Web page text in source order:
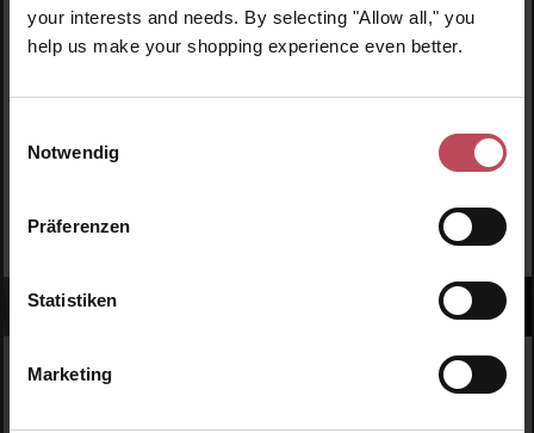
your interests and needs. By selecting "Allow all," you
help us make your shopping experience even better.
Notwendig
Präferenzen
Statistiken
Marketing
Melde dich jetzt zum Newsletter an und erhalte als
Dankeschön 10 %* auf deinen ersten Einkauf. Verpasse